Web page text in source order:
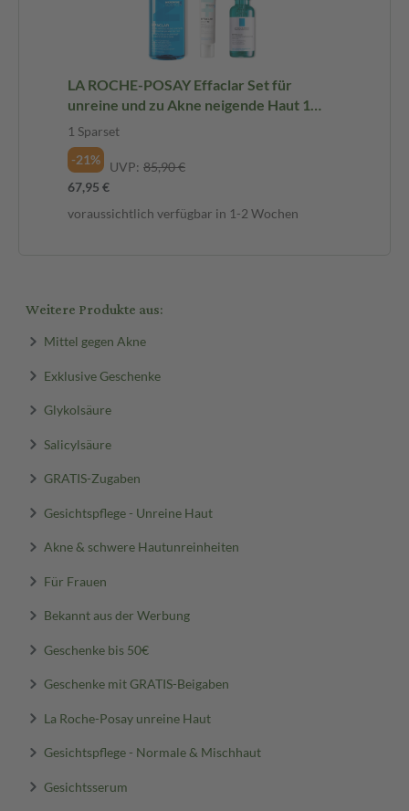
LA ROCHE-POSAY Effaclar Set für
unreine und zu Akne neigende Haut 1
Sparset
1 Sparset
-21%
UVP: 85,90 €
67,95 €
voraussichtlich verfügbar in 1-2 Wochen
Weitere Produkte aus:
Mittel gegen Akne
Exklusive Geschenke
Glykolsäure
Salicylsäure
GRATIS-Zugaben
Gesichtspflege - Unreine Haut
Akne & schwere Hautunreinheiten
Für Frauen
Bekannt aus der Werbung
Geschenke bis 50€
Geschenke mit GRATIS-Beigaben
La Roche-Posay unreine Haut
Gesichtspflege - Normale & Mischhaut
Gesichtsserum